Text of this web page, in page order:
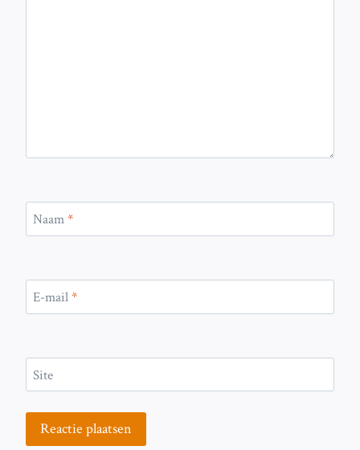
Naam*
E-mail*
Site